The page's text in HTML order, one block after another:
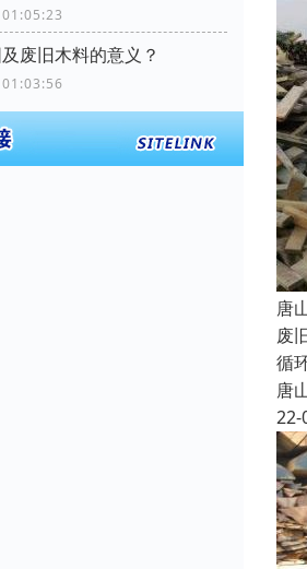
废旧木料的意义？
唐
废
循
唐
22-